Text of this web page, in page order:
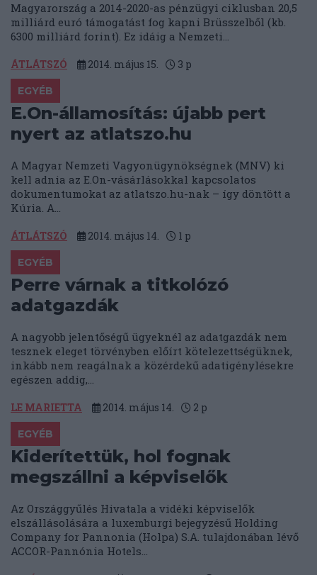
Magyarország a 2014-2020-as pénzügyi ciklusban 20,5
milliárd euró támogatást fog kapni Brüsszelből (kb.
6300 milliárd forint). Ez idáig a Nemzeti...
ÁTLÁTSZÓ 2014. május 15. 3 p
EGYÉB
E.On-államosítás: újabb pert
nyert az atlatszo.hu
A Magyar Nemzeti Vagyonügynökségnek (MNV) ki
kell adnia az E.On-vásárlásokkal kapcsolatos
dokumentumokat az atlatszo.hu-nak – így döntött a
Kúria. A...
ÁTLÁTSZÓ 2014. május 14. 1 p
EGYÉB
Perre várnak a titkolózó
adatgazdák
A nagyobb jelentőségű ügyeknél az adatgazdák nem
tesznek eleget törvényben előírt kötelezettségüknek,
inkább nem reagálnak a közérdekű adatigénylésekre
egészen addig,...
LE MARIETTA 2014. május 14. 2 p
EGYÉB
Kiderítettük, hol fognak
megszállni a képviselők
Az Országgyűlés Hivatala a vidéki képviselők
elszállásolására a luxemburgi bejegyzésű Holding
Company for Pannonia (Holpa) S.A. tulajdonában lévő
ACCOR-Pannónia Hotels...